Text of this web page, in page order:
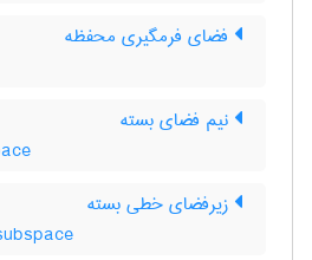
فضای فرمگیری محفظه
نیم فضای بسته
زیرفضای خطی بسته